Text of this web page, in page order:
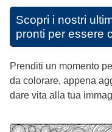
Scopri i nostri
pronti per essere
Prenditi un momento
da colorare, appena
dare vita alla tua